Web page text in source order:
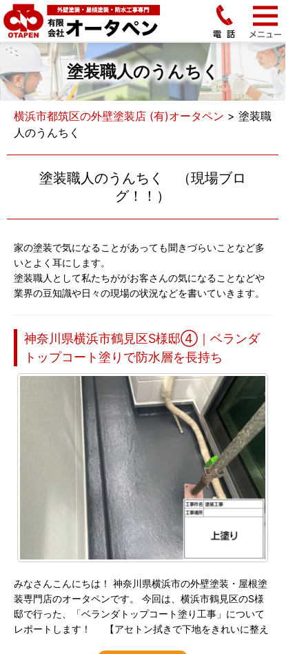
塗装職人のうんちく
横浜市都筑区の外壁塗装店 (有)オータペン > 塗装職
人のうんちく
塗装職人のうんちく （現場ブロ
グ！！）
家の塗装で気になることがあっても聞きづらいことなど多
いとよく耳にします。
塗装職人として私たちががお客さんの気になることなどや
業界の豆知識や日々の現場の状況などを書いていきます。
神奈川県横浜市鶴見区S様邸④｜ベランダ
トップコート塗りで防水層を長持ち
みなさんこんにちは！ 神奈川県横浜市の外壁塗装・屋根塗
装専門店のオータペンです。 今回は、横浜市鶴見区のS様
邸で行った、「ベランダトップコート塗り工事」について
レポートします！ 【アセトン拭きで下地をきれいに整え